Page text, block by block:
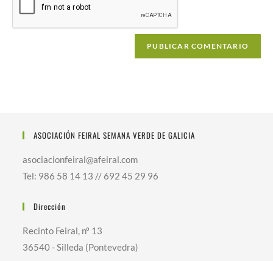
ASOCIACIÓN FEIRAL SEMANA VERDE DE GALICIA
asociacionfeiral@afeiral.com
Tel: 986 58 14 13 // 692 45 29 96
Dirección
Recinto Feiral, nº 13
36540 - Silleda (Pontevedra)